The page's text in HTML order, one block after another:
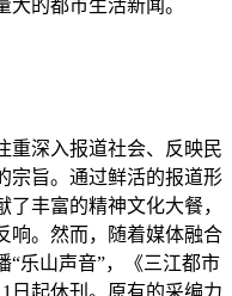
的都市生活新闻。
重深入报道社会、反映民
宗旨。通过鲜活的报道形
丰富的精神文化大餐，
响。然而，随着媒体融合
“乐山声音”，《三江都市
日起休刊。原有的采编力